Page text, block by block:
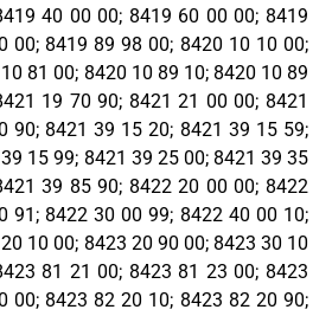
40 00 00; 8419 60 00 00; 8419
00; 8419 89 98 00; 8420 10 10 00;
81 00; 8420 10 89 10; 8420 10 89
19 70 90; 8421 21 00 00; 8421
90; 8421 39 15 20; 8421 39 15 59;
15 99; 8421 39 25 00; 8421 39 35
39 85 90; 8422 20 00 00; 8422
91; 8422 30 00 99; 8422 40 00 10;
10 00; 8423 20 90 00; 8423 30 10
81 21 00; 8423 81 23 00; 8423
00; 8423 82 20 10; 8423 82 20 90;